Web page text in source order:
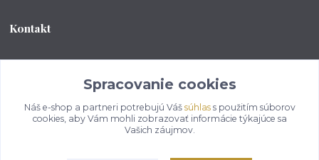
Kontakt
od 8:00 - do 16:00 hod
info@kotlikovesupravy.sk
Spracovanie cookies
Náš e-shop a partneri potrebujú Váš súhlass použitím súborov
cookies, aby Vám mohli zobrazovať informácie týkajúce sa
Vašich záujmov.